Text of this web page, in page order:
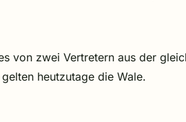
von zwei Vertretern aus der
heutzutage die Wale.